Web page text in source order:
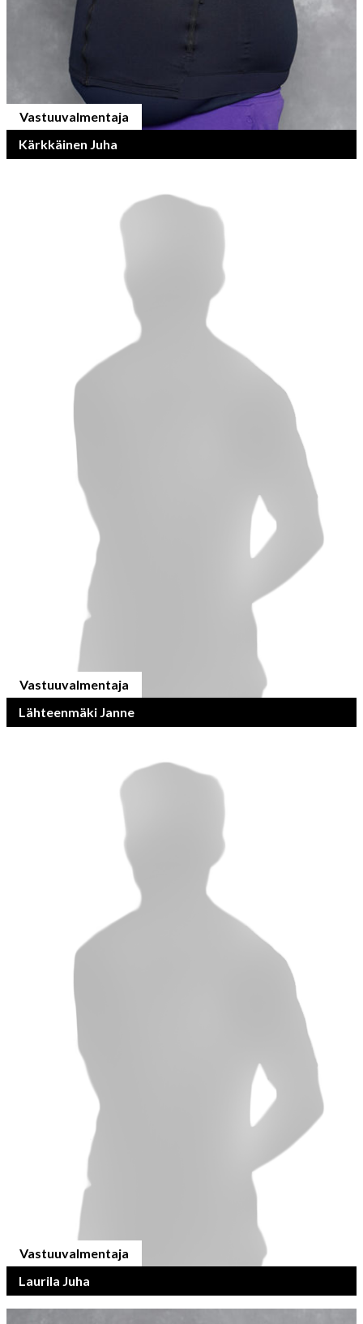
Vastuuvalmentaja
Kärkkäinen Juha
Vastuuvalmentaja
Lähteenmäki Janne
Vastuuvalmentaja
Laurila Juha